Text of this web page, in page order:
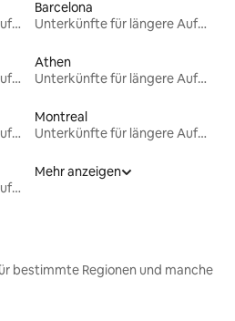
Unterkünfte für längere Aufenthalte
Barcelona
Unterkünfte für längere Aufenthalte
Unterkünfte für längere Aufenthalte
Athen
Unterkünfte für längere Aufenthalte
Unterkünfte für längere Aufenthalte
Montreal
Unterkünfte für längere Aufenthalte
Unterkünfte für längere Aufenthalte
Mehr anzeigen
bestimmte Regionen und manche